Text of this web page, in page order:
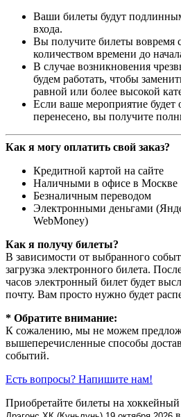
Ваши билеты будут
входа.
Вы получите билеты вовремя
количеством времени до
В случае возникновения
будем работать, чтобы
равной или более высокой
Если ваше мероприятие будет
перенесено, вы получите
Как я могу оплатить свой заказ?
Кредитной картой на сайте
Наличными в офисе в Москве
Безналичным переводом
Электронными деньгами
WebMoney)
Как я получу билеты?
В зависимости от выбранного
загрузка электронного билета.
часов электронный билет будет
почту. Вам просто нужно будет
* Обратите внимание:
К сожалению, мы не можем
вышеперечисленные способы
событий.
Есть вопросы? Напишите нам!
Приобретайте билеты на